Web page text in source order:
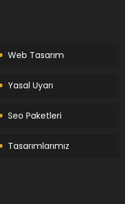
Web Tasarım
Yasal Uyarı
Seo Paketleri
Tasarımlarımız